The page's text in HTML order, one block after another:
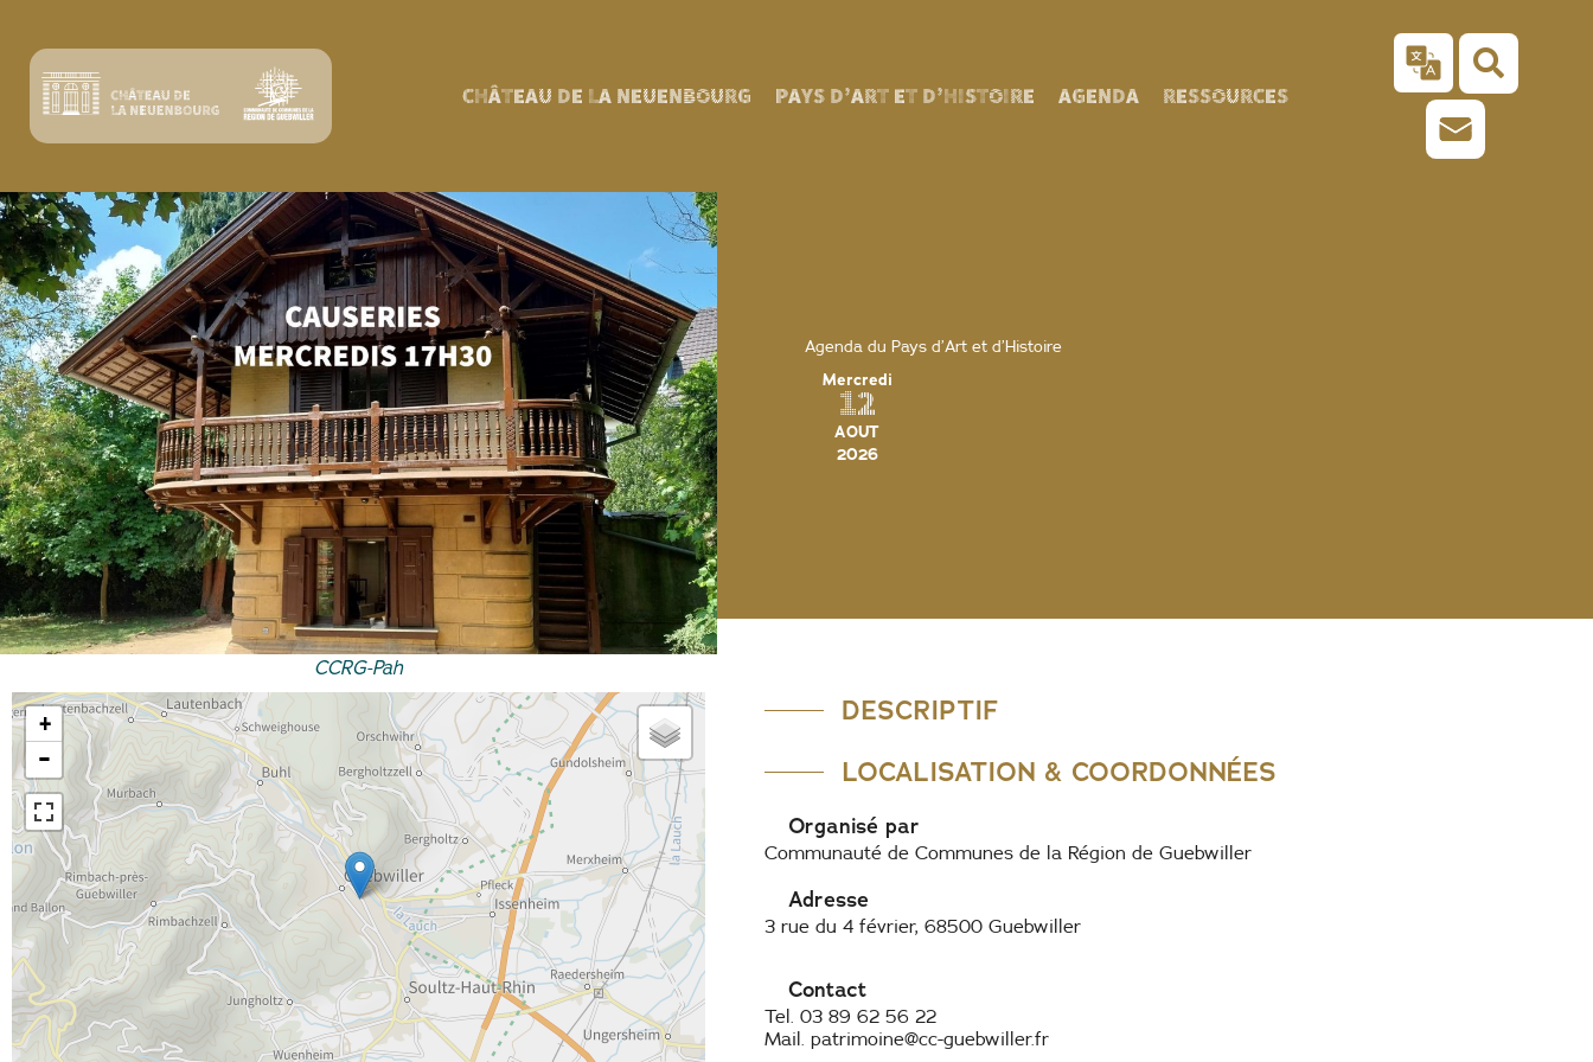
CHÂTEAU DE LA NEUENBOURG PAYS D’ART ET D’HISTOIRE AGENDA RESSOURCES
CCRG-Pah
Agenda du Pays d’Art et d’Histoire
Mercredi
12
AOUT
2026
+
−
DESCRIPTIF
LOCALISATION & COORDONNÉES
Organisé par
Communauté de Communes de la Région de Guebwiller
Adresse
3 rue du 4 février, 68500 Guebwiller
Contact
Tel. 03 89 62 56 22
Mail. patrimoine@cc-guebwiller.fr